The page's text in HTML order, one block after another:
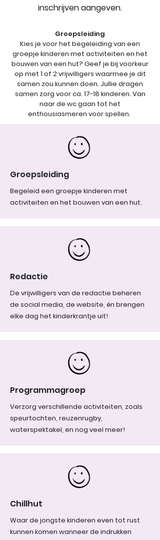
inschrijven aangeven.
Groepsleiding
Kies je voor het begeleiding van een
groepje kinderen met activiteiten en het
bouwen van een hut? Geef je bij voorkeur
op met 1 of 2 vrijwilligers waarmee je dit
samen zou kunnen doen. Jullie dragen
samen zorg voor ca. 17-18 kinderen. Van
naar de wc gaan tot het
enthousiasmeren voor spellen.
Groepsleiding
Begeleid een groepje kinderen met
activiteiten en het bouwen van een hut.
Redactie
De vrijwilligers van de redactie beheren
de social media, de website, én brengen
elke dag het kinderkrantje uit!
Programmagroep
Verzorg verschillende activiteiten, zoals
speurtochten, reuzenrugby,
waterspektakel, en nog veel meer!
Chillhut
Waar de jongste kinderen even tot rust
kunnen komen wanneer de indrukken